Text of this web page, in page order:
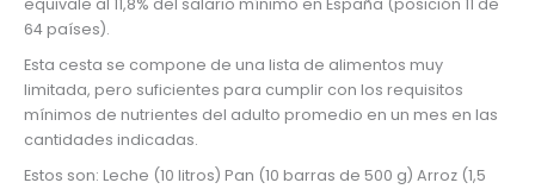
64 países).
Esta cesta se compone de una lista de alimentos muy
limitada, pero suficientes para cumplir con los requisitos
mínimos de nutrientes del adulto promedio en un mes en las
cantidades indicadas.
Estos son: Leche (10 litros) Pan (10 barras de 500 g) Arroz (1,5